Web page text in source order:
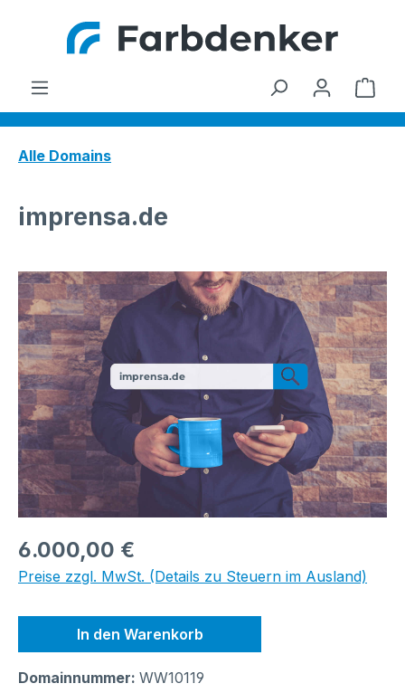
Zum Hauptinhalt springen
Alle Domains
imprensa.de
imprensa.de
Regulärer Preis:
6.000,00 €
Preise zzgl. MwSt. (Details zu Steuern im Ausland)
In den Warenkorb
Domainnummer: WW10119